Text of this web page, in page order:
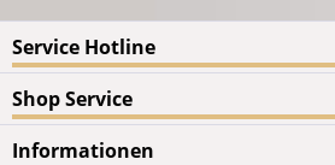
Service Hotline
Shop Service
Informationen